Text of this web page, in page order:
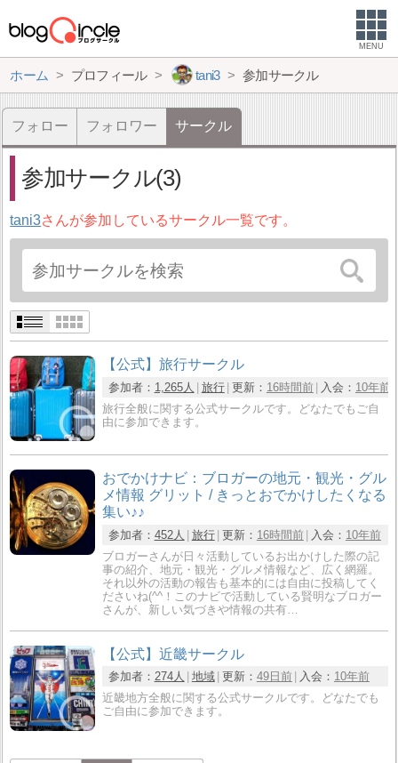
MENU
ホーム プロフィール tani3 参加サークル
フォロー フォロワー サークル
参加サークル(3)
tani3さんが参加しているサークル一覧です。
【公式】旅行サークル
参加者： 1,265人 旅行 更新： 16時間前 入会： 10年前
旅行全般に関する公式サークルです。どなたでもご自
由に参加できます。
おでかけナビ：ブロガーの地元・観光・グル
メ情報 グリット / きっとおでかけしたくなる
集い♪♪
参加者： 452人 旅行 更新： 16時間前 入会： 10年前
ブロガーさんが日々活動しているお出かけした際の記
事の紹介、地元・観光・グルメ情報など、広く網羅。
それ以外の活動の報告も基本的には自由に投稿してく
ださいね(^^！このナビで活動している賢明なブロガー
さんが、新しい気づきや情報の共有…
【公式】近畿サークル
参加者： 274人 地域 更新： 49日前 入会： 10年前
近畿地方全般に関する公式サークルです。どなたでも
ご自由に参加できます。